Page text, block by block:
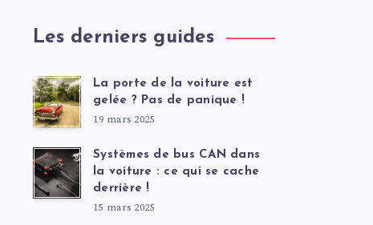
Les derniers guides
La porte de la voiture est
gelée ? Pas de panique !
19 mars 2025
Systèmes de bus CAN dans
la voiture : ce qui se cache
derrière !
15 mars 2025